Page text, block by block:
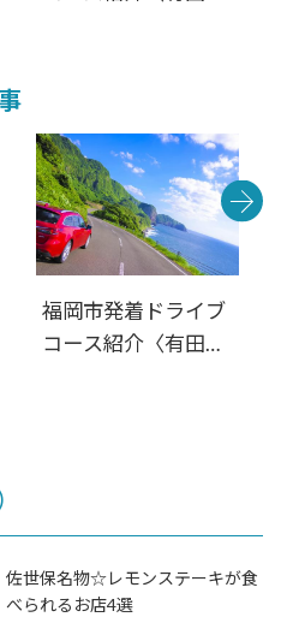
佐世保名物☆レモンステーキが食
べられるお店4選
福岡市発着ドライブ
コース紹介〈有田・